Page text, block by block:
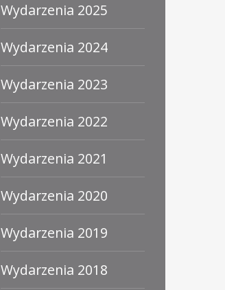
Wydarzenia 2025
Wydarzenia 2024
Wydarzenia 2023
Wydarzenia 2022
Wydarzenia 2021
Wydarzenia 2020
Wydarzenia 2019
Wydarzenia 2018